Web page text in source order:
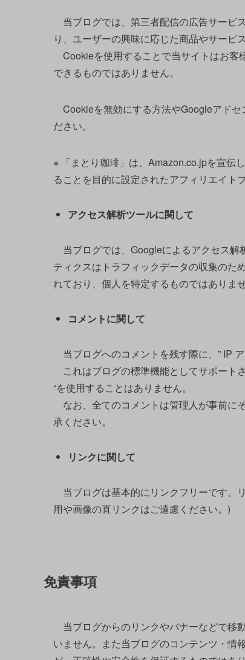
当ブログでは、第三者配信の広告サービ
り、ユーザーの興味に応じた商品やサービ
Cookieを使用することで当サイトはお客
できるものではありません。
Cookieを無効にする方法やGoogleアドセ
ださい。
※ 「まとり珈琲」は、Amazon.co.jpを宣伝
ることを目的に設定されたアフィリエイト
アクセス解析ツールに関して
当ブログでは、Googleによるアクセス解
ティクスはトラフィックデータの収集のた
れており、個人を特定するものではありませ
コメントに関して
当ブログへのコメントを残す際に、” IP ア
これはブログの標準機能としてサポート
“を使用することはありません。
なお、全てのコメントは管理人が事前に
承ください。
リンクに関して
当ブログは基本的にリンクフリーです。
用や画像の直リンクはご遠慮ください。)
免責事項
当ブログからのリンクやバナーなどで移
いません。また当ブログのコンテンツ・情